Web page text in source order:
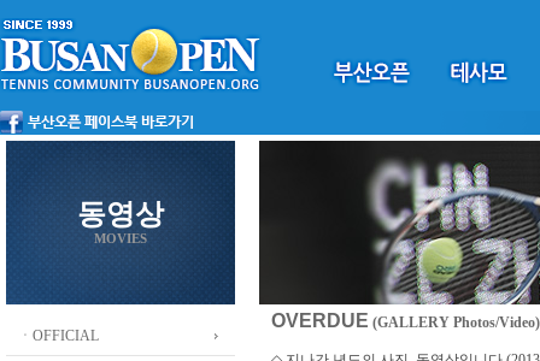
동영상
MOVIES
ㆍOFFICIAL
OVERDUE (GALLERY Photos/Video)